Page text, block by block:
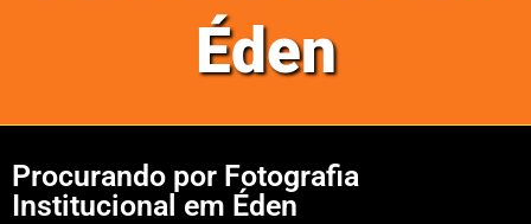
Éden
Procurando por Fotografia
Institucional em Éden